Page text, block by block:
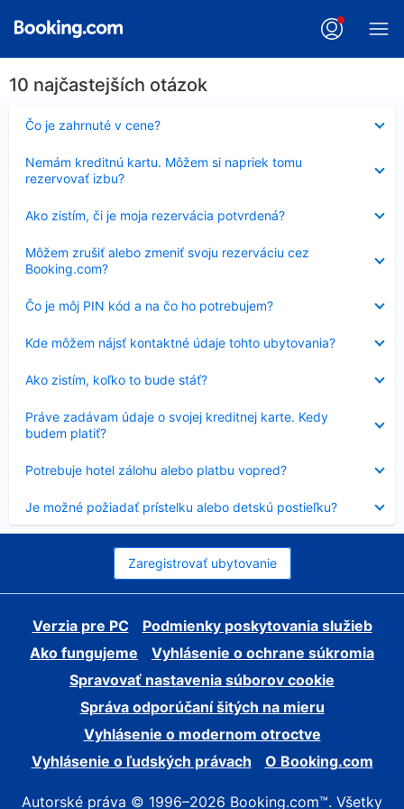
10 najčastejších otázok
Čo je zahrnuté v cene?
Nezobrazuje
sa
Nemám kreditnú kartu. Môžem si napriek tomu
rezervovať izbu?
sa
Ako zistím, či je moja rezervácia potvrdená?
sa
Môžem zrušiť alebo zmeniť svoju rezerváciu cez
Booking.com?
sa
Čo je môj PIN kód a na čo ho potrebujem?
Nezobrazuje
sa
Kde môžem nájsť kontaktné údaje tohto ubytovania?
sa
Ako zistím, koľko to bude stáť?
sa
Práve zadávam údaje o svojej kreditnej karte. Kedy
budem platiť?
sa
Potrebuje hotel zálohu alebo platbu vopred?
sa
Je možné požiadať prístelku alebo detskú postieľku?
sa
Zaregistrovať ubytovanie
Verzia pre PC
Podmienky poskytovania služieb
Ako fungujeme
Vyhlásenie o ochrane súkromia
Spravovať nastavenia súborov cookie
Správa odporúčaní šitých na mieru
Vyhlásenie o modernom otroctve
Vyhlásenie o ľudských právach
O Booking.com
Autorské práva © 1996–2026 Booking.com™. Všetky